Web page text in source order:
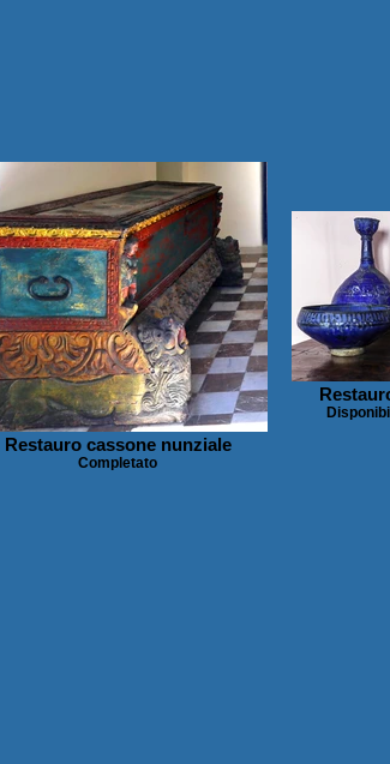
Restauro cassone nunziale
Completato